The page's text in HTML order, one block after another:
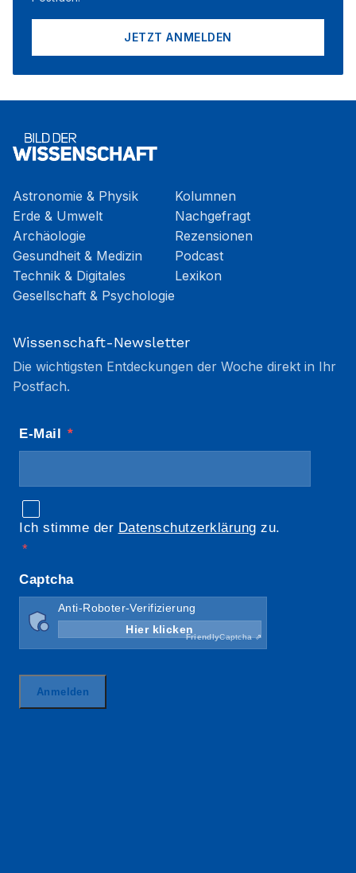
JETZT ANMELDEN
Astronomie & Physik
Erde & Umwelt
Archäologie
Gesundheit & Medizin
Technik & Digitales
Gesellschaft & Psychologie
Kolumnen
Nachgefragt
Rezensionen
Podcast
Lexikon
Wissenschaft-Newsletter
Die wichtigsten Entdeckungen der Woche direkt in Ihr
Postfach.